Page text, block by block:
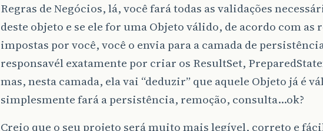
System .out.println("Erro !!!!");
}
catch(Exception e ){
System .out.println(e.toString());
}
Regras de Negócios, lá, você fará todas as validações
deste objeto e se ele for uma Objeto válido, de acordo com as
impostas por você, você o envia para a camada de
responsavél exatamente por criar os ResultSet,
mas, nesta camada, ela vai “deduzir” que aquele Objeto já é
simplesmente fará a persistência, remoção, consulta…ok?
Creio que o seu projeto será muito mais legível, correto e